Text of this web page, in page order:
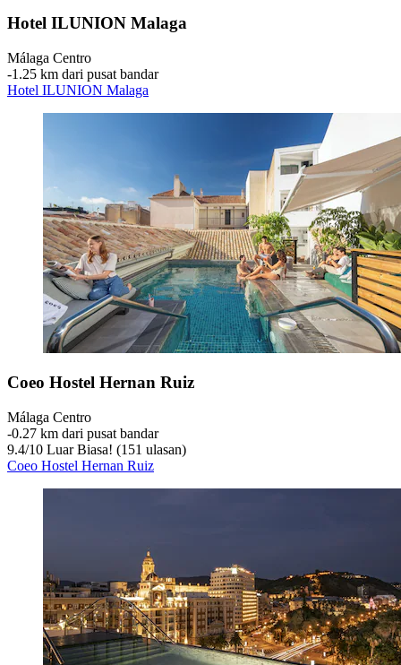
Hotel ILUNION Malaga
Málaga Centro
‐1.25 km dari pusat bandar
Hotel ILUNION Malaga
Coeo Hostel Hernan Ruiz
Málaga Centro
‐0.27 km dari pusat bandar
9.4/10 Luar Biasa! (151 ulasan)
Coeo Hostel Hernan Ruiz